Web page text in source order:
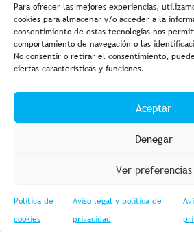
Para ofrecer las mejores experiencias,
cookies para almacenar y/o acceder a la
consentimiento de estas tecnologías nos
comportamiento de navegación o las
No consentir o retirar el consentimiento,
ciertas características y funciones.
Aceptar
Denegar
Ver preferencias
Política de
cookies
Aviso legal y política de
privacidad
Aviso legal y política de privacidad
Condiciones de compra